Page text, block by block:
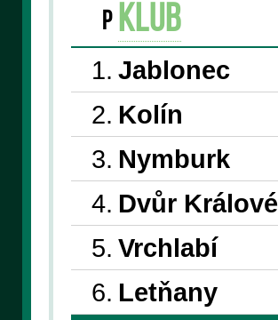
P klub
1. Jablonec
2. Kolín
3. Nymburk
4. Dvůr Králové
5. Vrchlabí
6. Letňany